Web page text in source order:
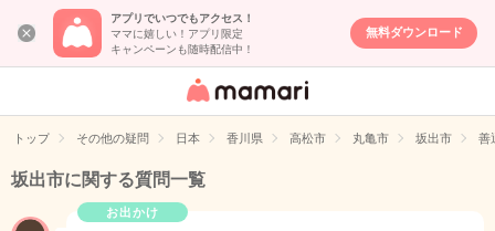
アプリでいつでもアクセス！
ママに嬉しい！アプリ限定
キャンペーンも随時配信中！
無料ダウンロード
女性専用匿名QA
イト
トップ その他の疑問 日本 香川県 高松市 丸亀市 坂出市 善
坂出市に関する質問一覧
お出かけ